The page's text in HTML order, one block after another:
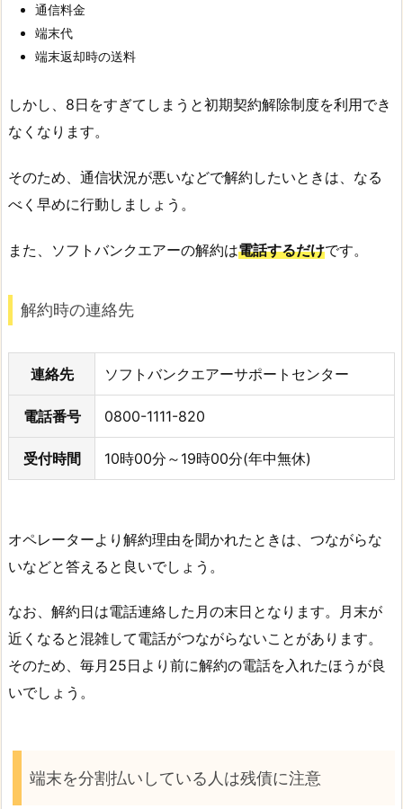
通信料金
端末代
端末返却時の送料
しかし、8日をすぎてしまうと初期契約解除制度を利用でき
なくなります。
そのため、通信状況が悪いなどで解約したいときは、なる
べく早めに行動しましょう。
また、ソフトバンクエアーの解約は電話するだけです。
解約時の連絡先
連絡先 ソフトバンクエアーサポートセンター
電話番号 0800-1111-820
受付時間 10時00分～19時00分(年中無休)
オペレーターより解約理由を聞かれたときは、つながらな
いなどと答えると良いでしょう。
なお、解約日は電話連絡した月の末日となります。月末が
近くなると混雑して電話がつながらないことがあります。
そのため、毎月25日より前に解約の電話を入れたほうが良
いでしょう。
端末を分割払いしている人は残債に注意